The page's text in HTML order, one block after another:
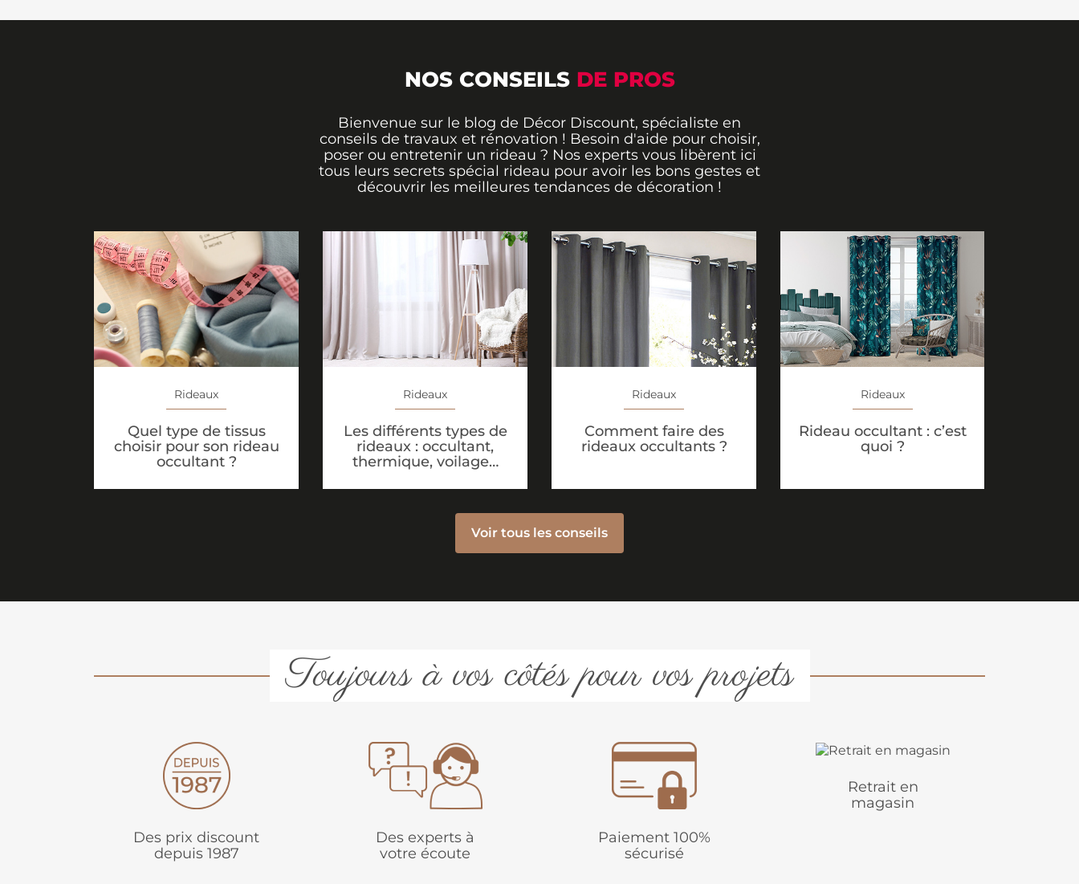
NOS CONSEILS DE PROS
Bienvenue sur le blog de Décor Discount, spécialiste en
conseils de travaux et rénovation ! Besoin d'aide pour choisir,
poser ou entretenir un rideau ? Nos experts vous libèrent ici
tous leurs secrets spécial rideau pour avoir les bons gestes et
découvrir les meilleures tendances de décoration !
Rideaux
Quel type de tissus
choisir pour son rideau
occultant ?
Rideaux
Les différents types de
rideaux : occultant,
thermique, voilage…
Rideaux
Comment faire des
rideaux occultants ?
Rideaux
Rideau occultant : c’est
quoi ?
Voir tous les conseils
Toujours à vos côtés pour vos projets
Des prix discount
depuis 1987
Des experts à
votre écoute
Paiement 100%
sécurisé
Retrait en
magasin